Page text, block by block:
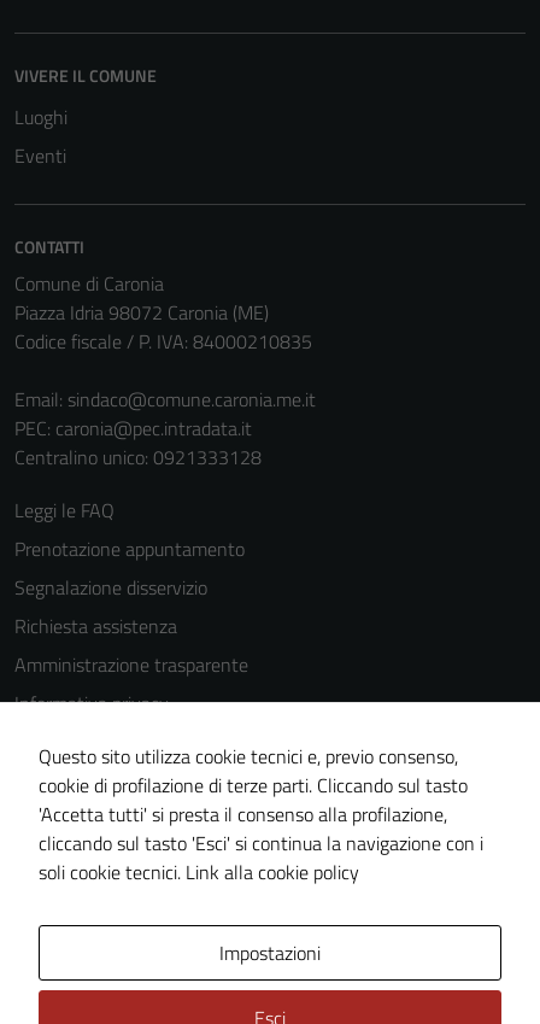
VIVERE IL COMUNE
Luoghi
Eventi
CONTATTI
Comune di Caronia
Piazza Idria 98072 Caronia (ME)
Codice fiscale / P. IVA: 84000210835
Email: sindaco@comune.caronia.me.it
PEC: caronia@pec.intradata.it
Centralino unico: 0921333128
Leggi le FAQ
Prenotazione appuntamento
Segnalazione disservizio
Richiesta assistenza
Amministrazione trasparente
Informativa privacy
Cookie Policy
Note legali
Dichiarazione di accessibilità
Piano di miglioramento del sito
Questo sito utilizza cookie tecnici e, previo consenso,
cookie di profilazione di terze parti. Cliccando sul tasto
'Accetta tutti' si presta il consenso alla profilazione,
cliccando sul tasto 'Esci' si continua la navigazione con i
soli cookie tecnici. Link alla cookie policy
Impostazioni
Esci